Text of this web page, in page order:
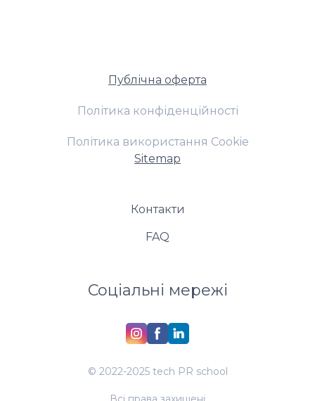
Публічна оферта
Політика конфіденційності
Політика використання Cookie
Sitemap
Контакти
FAQ
Соціальні мережі
© 2022-2025 tech PR school